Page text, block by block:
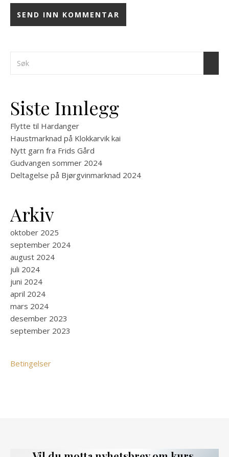
Siste Innlegg
Flytte til Hardanger
Haustmarknad på Klokkarvik kai
Nytt garn fra Frids Gård
Gudvangen sommer 2024
Deltagelse på Bjørgvinmarknad 2024
Arkiv
oktober 2025
september 2024
august 2024
juli 2024
juni 2024
april 2024
mars 2024
desember 2023
september 2023
Betingelser